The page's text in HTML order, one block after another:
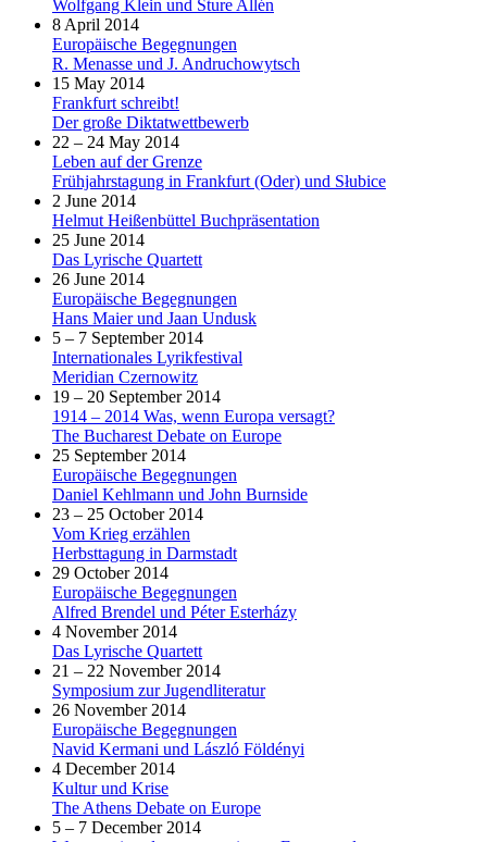
Wolfgang Klein und Sture Allén
8 April 2014
Europäische Begegnungen
R. Menasse und J. Andruchowytsch
15 May 2014
Frankfurt schreibt!
Der große Diktatwettbewerb
22 – 24 May 2014
Leben auf der Grenze
Frühjahrstagung in Frankfurt (Oder) und Słubice
2 June 2014
Helmut Heißenbüttel Buchpräsentation
25 June 2014
Das Lyrische Quartett
26 June 2014
Europäische Begegnungen
Hans Maier und Jaan Undusk
5 – 7 September 2014
Internationales Lyrikfestival
Meridian Czernowitz
19 – 20 September 2014
1914 – 2014 Was, wenn Europa versagt?
The Bucharest Debate on Europe
25 September 2014
Europäische Begegnungen
Daniel Kehlmann und John Burnside
23 – 25 October 2014
Vom Krieg erzählen
Herbsttagung in Darmstadt
29 October 2014
Europäische Begegnungen
Alfred Brendel und Péter Esterházy
4 November 2014
Das Lyrische Quartett
21 – 22 November 2014
Symposium zur Jugendliteratur
26 November 2014
Europäische Begegnungen
Navid Kermani und László Földényi
4 December 2014
Kultur und Krise
The Athens Debate on Europe
5 – 7 December 2014